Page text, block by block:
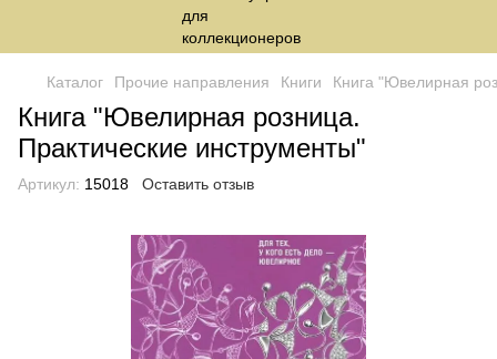
Каталог Прочие направления Книги Книга "Ювелирная
Книга "Ювелирная розница.
Практические инструменты"
Артикул: 15018 Оставить отзыв